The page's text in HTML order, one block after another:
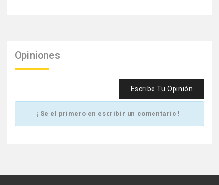
Opiniones
Escribe Tu Opinión
¡ Se el primero en escribir un comentario !